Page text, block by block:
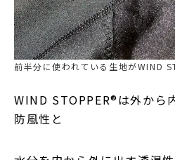
前半分に使われている生地がWIND
WIND STOPPER®は外から
防風性と